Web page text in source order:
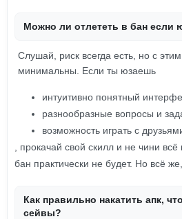
Можно ли отлететь в бан если
Слушай, риск всегда есть, но с
минимальны. Если ты юзаешь
интуитивно понятный
разнообразные вопросы и
возможность играть с
, прокачай свой скилл и не чини
бан практически не будет. Но всё
Как правильно накатить апк,
сейвы?